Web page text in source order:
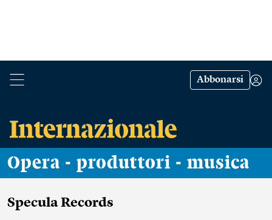
Abbonarsi
Opera - produttori - musica
Specula Records